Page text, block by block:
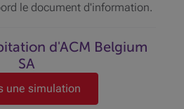
le document d'information.
d'ACM Belgium
SA
une simulation